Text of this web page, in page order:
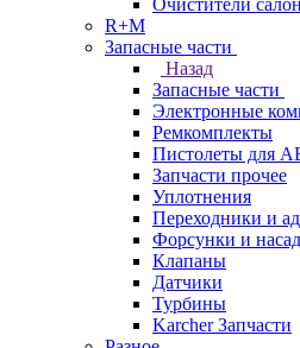
Очистители
R+M
Запасные части
Назад
Запасные части
Электронные
Ремкомплекты
Пистолеты для
Запчасти прочее
Уплотнения
Переходники и
Форсунки и
Клапаны
Датчики
Турбины
Karcher Запчасти